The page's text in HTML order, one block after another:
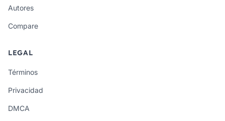
Autores
Compare
LEGAL
Términos
Privacidad
DMCA